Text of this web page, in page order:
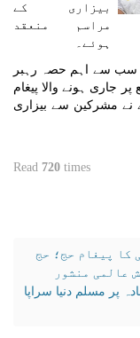
بیزاری کے
مراسم منعقد
ہوئے۔
سب سے اہم حصہ رہبر
جاری ہونے والا پیغام
نے مشرکین سے بیزاری
Read 720 times
کا پیغام حج؛ حج
عالمی منشور
پر مسلم دنیا سراپا